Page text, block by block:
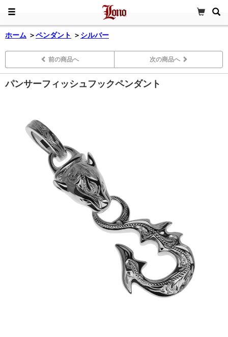
ホーム ＞ペンダント ＞ シルバー
前の商品へ 次の商品へ
パンサーフィッシュフックペンダント